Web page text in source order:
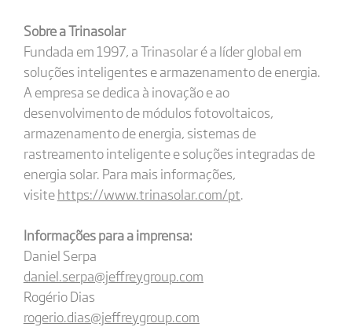
Sobre a Trinasolar
Fundada em 1997, a Trinasolar é a líder global em
soluções inteligentes e armazenamento de energia.
A empresa se dedica à inovação e ao
desenvolvimento de módulos fotovoltaicos,
armazenamento de energia, sistemas de
rastreamento inteligente e soluções integradas de
energia solar. Para mais informações,
visitehttps://www.trinasolar.com/pt.
Informações para a imprensa:
Daniel Serpa
daniel.serpa@jeffreygroup.com
Rogério Dias
rogerio.dias@jeffreygroup.com